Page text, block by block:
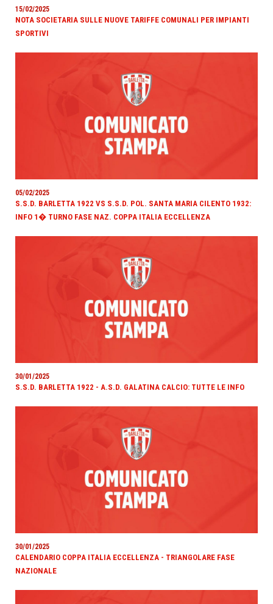
15/02/2025
NOTA SOCIETARIA SULLE NUOVE TARIFFE COMUNALI PER IMPIANTI
SPORTIVI
05/02/2025
S.S.D. BARLETTA 1922 VS S.S.D. POL. SANTA MARIA CILENTO 1932:
INFO 1� TURNO FASE NAZ. COPPA ITALIA ECCELLENZA
30/01/2025
S.S.D. BARLETTA 1922 - A.S.D. GALATINA CALCIO: TUTTE LE INFO
30/01/2025
CALENDARIO COPPA ITALIA ECCELLENZA - TRIANGOLARE FASE
NAZIONALE